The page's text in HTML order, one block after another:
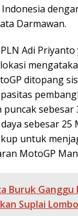
Darmawan.
Adi Priyanto
ditopang
sebesar
sebesar 25
untuk
MotoGP
Buruk
Suplai